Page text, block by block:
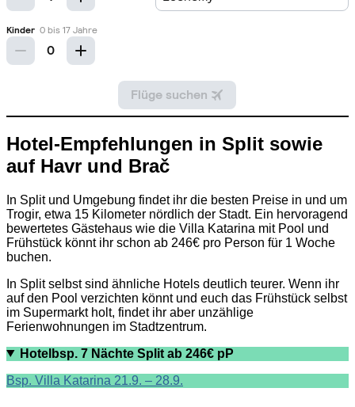
Hotel-Empfehlungen in Split sowie
auf Havr und Brač
In Split und Umgebung findet ihr die besten Preise in und um
Trogir, etwa 15 Kilometer nördlich der Stadt. Ein hervoragend
bewertetes Gästehaus wie die Villa Katarina mit Pool und
Frühstück könnt ihr schon ab 246€ pro Person für 1 Woche
buchen.
In Split selbst sind ähnliche Hotels deutlich teurer. Wenn ihr
auf den Pool verzichten könnt und euch das Frühstück selbst
im Supermarkt holt, findet ihr aber unzählige
Ferienwohnungen im Stadtzentrum.
Hotelbsp. 7 Nächte Split ab 246€ pP
Bsp. Villa Katarina 21.9. – 28.9.